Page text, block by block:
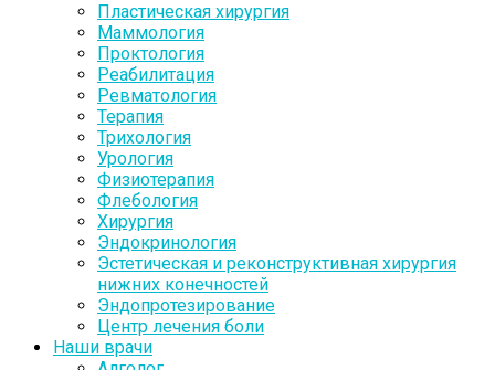
Пластическая хирургия
Маммология
Проктология
Реабилитация
Ревматология
Терапия
Трихология
Урология
Физиотерапия
Флебология
Хирургия
Эндокринология
Эстетическая и реконструктивная хирургия
нижних конечностей
Эндопротезирование
Центр лечения боли
Наши врачи